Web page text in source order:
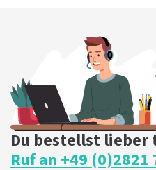
Du bestellst lieber
Ruf an +49 (0)2821